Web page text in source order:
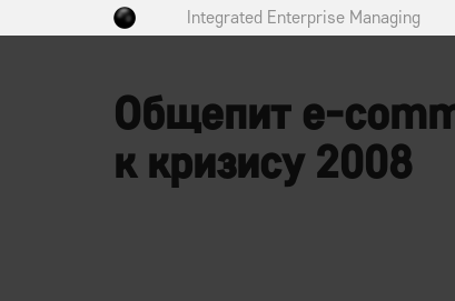
Integrated Enterprise Managing
Общепит e-
к кризису 2008